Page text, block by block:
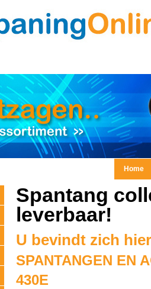
Home
Spantang
leverbaar!
U bevindt zich
SPANTANGEN EN
430E